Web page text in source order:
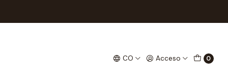
CO Acceso 0
Del Zodiaco